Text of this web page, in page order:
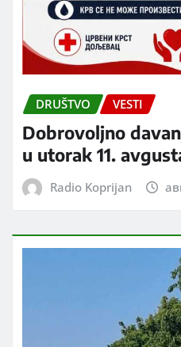
DRUŠTVO VESTI
Dobrovoljno
u utorak 11.
Radio Koprijan